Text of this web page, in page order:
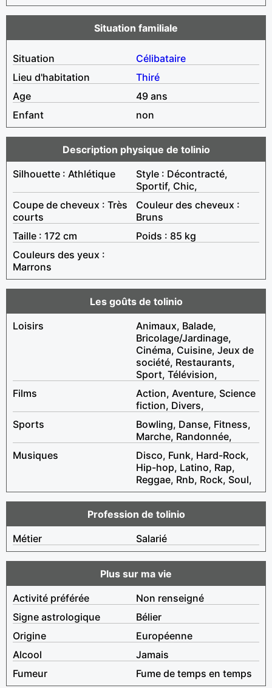
Situation familiale
Situation
Célibataire
Lieu d'habitation
Thiré
Age
49 ans
Enfant
non
Description physique de tolinio
Silhouette : Athlétique
Style : Décontracté,
Sportif, Chic,
Coupe de cheveux : Très
courts
Couleur des cheveux :
Bruns
Taille : 172 cm
Poids : 85 kg
Couleurs des yeux :
Marrons
Les goûts de tolinio
Loisirs
Animaux, Balade,
Bricolage/Jardinage,
Cinéma, Cuisine, Jeux de
société, Restaurants,
Sport, Télévision,
Films
Action, Aventure, Science
fiction, Divers,
Sports
Bowling, Danse, Fitness,
Marche, Randonnée,
Musiques
Disco, Funk, Hard-Rock,
Hip-hop, Latino, Rap,
Reggae, Rnb, Rock, Soul,
Profession de tolinio
Métier
Salarié
Plus sur ma vie
Activité préférée
Non renseigné
Signe astrologique
Bélier
Origine
Européenne
Alcool
Jamais
Fumeur
Fume de temps en temps